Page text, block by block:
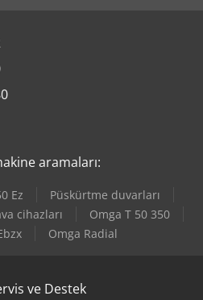
aramaları:
Ez
Püskürtme duvarları
cihazları
Omga T 50 350
Omga Radial
ve Destek